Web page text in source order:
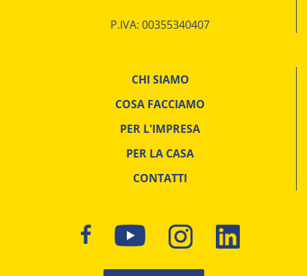
P.IVA: 00355340407
CHI SIAMO
COSA FACCIAMO
PER L'IMPRESA
PER LA CASA
CONTATTI